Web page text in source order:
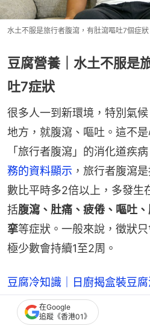
水土不服是旅行者腹瀉，有肚瀉嘔吐7個症狀
豆腐營養｜水土不服
吐7症狀
很多人一到新環境，特別氣
地方，就腹瀉、嘔吐。這不
「旅行者腹瀉」的消化道疾病
務的資料顯示 ，旅行者腹瀉
數比平時多2倍以上，多發生
括腹瀉、肚痛、疲倦、嘔吐
挛等症狀。一般來說，徵狀
極少數會持續1至2周。
豆腐冷知識｜日廚揭盒裝豆
步延長保鮮1周
在Google
追蹤《香港01》